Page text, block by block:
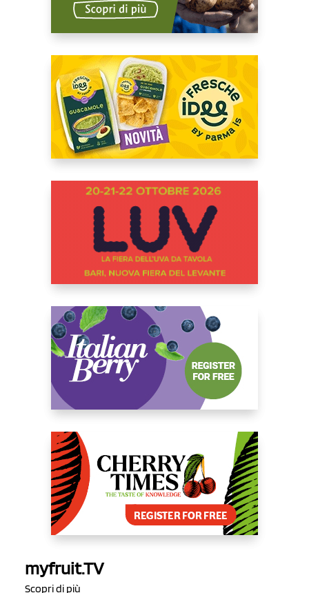
myfruit.TV
Scopri di più